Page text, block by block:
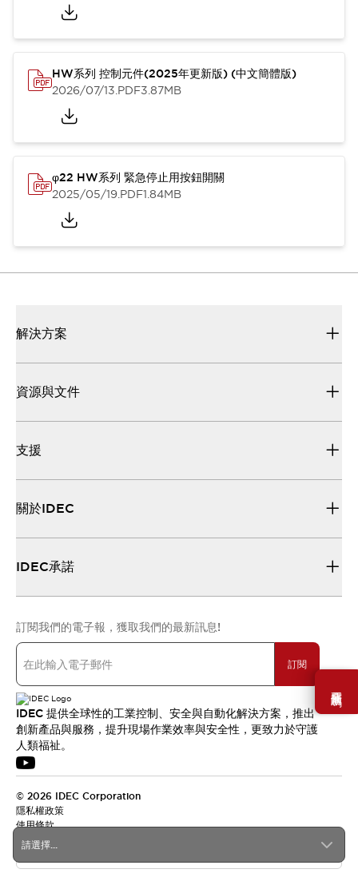
需要幫助嗎？
HW系列 控制元件(2025年更新版) (中文簡體版)
2026/07/13.PDF3.87MB
φ22 HW系列 緊急停止用按鈕開關
2025/05/19.PDF1.84MB
請選擇...
解決方案
資源與文件
支援
關於IDEC
IDEC承諾
訂閱我們的電子報，獲取我們的最新訊息!
訂閱
IDEC 提供全球性的工業控制、安全與自動化解決方案，推出
創新產品與服務，提升現場作業效率與安全性，更致力於守護
人類福祉。
© 2026 IDEC Corporation
隱私權政策
使用條款
台灣